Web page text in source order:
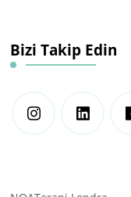
Bizi Takip Edin